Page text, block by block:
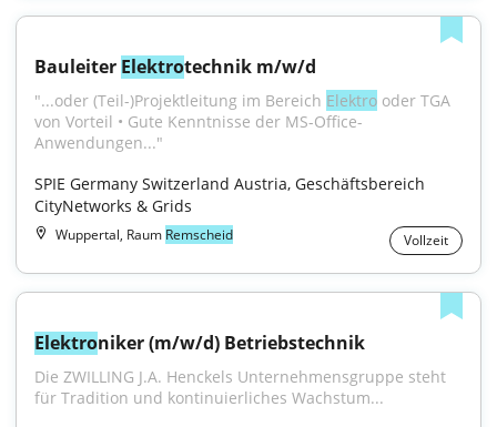
Bauleiter Elektrotechnik m/w/d
"...oder (Teil-)Projektleitung im Bereich Elektro oder TGA
von Vorteil • Gute Kenntnisse der MS-Office-
Anwendungen..."
SPIE Germany Switzerland Austria, Geschäftsbereich
CityNetworks & Grids
Wuppertal, Raum Remscheid Vollzeit
Elektroniker (m/w/d) Betriebstechnik
Die ZWILLING J.A. Henckels Unternehmensgruppe steht
für Tradition und kontinuierliches Wachstum...